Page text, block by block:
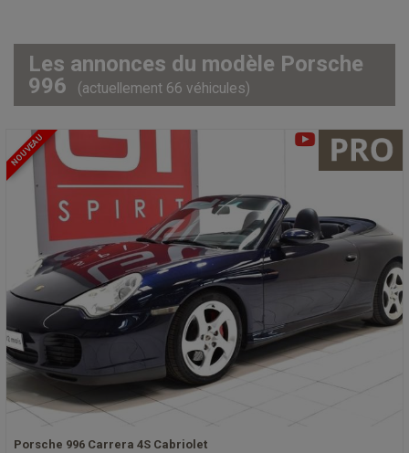
Les annonces du modèle Porsche
996
(actuellement 66 véhicules)
NOUVEAU
Porsche 996 Carrera 4S Cabriolet